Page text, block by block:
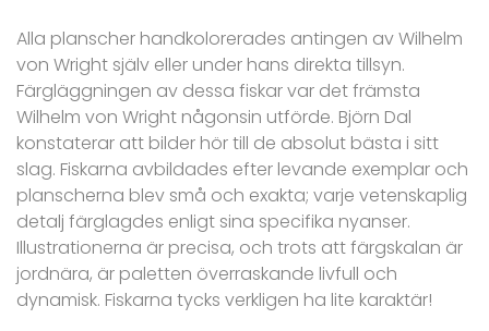
Alla planscher handkolorerades antingen av Wilhelm
von Wright själv eller under hans direkta tillsyn.
Färgläggningen av dessa fiskar var det främsta
Wilhelm von Wright någonsin utförde. Björn Dal
konstaterar att bilder hör till de absolut bästa i sitt
slag. Fiskarna avbildades efter levande exemplar och
planscherna blev små och exakta; varje vetenskaplig
detalj färglagdes enligt sina specifika nyanser.
Illustrationerna är precisa, och trots att färgskalan är
jordnära, är paletten överraskande livfull och
dynamisk. Fiskarna tycks verkligen ha lite karaktär!